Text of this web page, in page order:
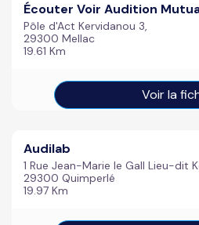
Écouter Voir Audition
Pôle d'Act Kervidanou 3,
29300 Mellac
19.61 Km
Voir la
Audilab
1 Rue Jean-Marie le Gall Lieu-dit
29300 Quimperlé
19.97 Km